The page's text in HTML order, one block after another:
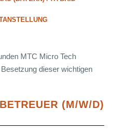
MTC Micro Tech
dieser wichtigen
(M/W/D)